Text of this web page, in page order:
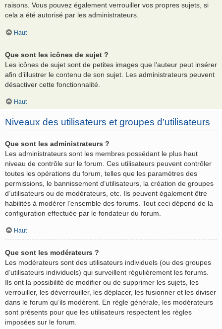
raisons. Vous pouvez également verrouiller vos propres sujets, si
cela a été autorisé par les administrateurs.
Haut
Que sont les icônes de sujet ?
Les icônes de sujet sont de petites images que l’auteur peut insérer
afin d’illustrer le contenu de son sujet. Les administrateurs peuvent
désactiver cette fonctionnalité.
Haut
Niveaux des utilisateurs et groupes d’utilisateurs
Que sont les administrateurs ?
Les administrateurs sont les membres possédant le plus haut
niveau de contrôle sur le forum. Ces utilisateurs peuvent contrôler
toutes les opérations du forum, telles que les paramètres des
permissions, le bannissement d’utilisateurs, la création de groupes
d’utilisateurs ou de modérateurs, etc. Ils peuvent également être
habilités à modérer l’ensemble des forums. Tout ceci dépend de la
configuration effectuée par le fondateur du forum.
Haut
Que sont les modérateurs ?
Les modérateurs sont des utilisateurs individuels (ou des groupes
d’utilisateurs individuels) qui surveillent régulièrement les forums.
Ils ont la possibilité de modifier ou de supprimer les sujets, les
verrouiller, les déverrouiller, les déplacer, les fusionner et les diviser
dans le forum qu’ils modèrent. En règle générale, les modérateurs
sont présents pour que les utilisateurs respectent les règles
imposées sur le forum.